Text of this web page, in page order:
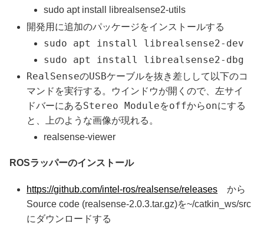
sudo apt install librealsense2-utils
開発用に追加のパッケージをインストールする
sudo apt install librealsense2-dev
sudo apt install librealsense2-dbg
RealSenseのUSBケーブルを抜き差しして以下のコ
マンドを実行する。ウインドウが開くので、左サイ
ドバーにあるStereo Moduleをoffからonにする
と、上のような画像が現れる。
realsense-viewer
ROSラッパーのインストール
https://github.com/intel-ros/realsense/releases から
Source code (realsense-2.0.3.tar.gz)を~/catkin_ws/src
にダウンロードする